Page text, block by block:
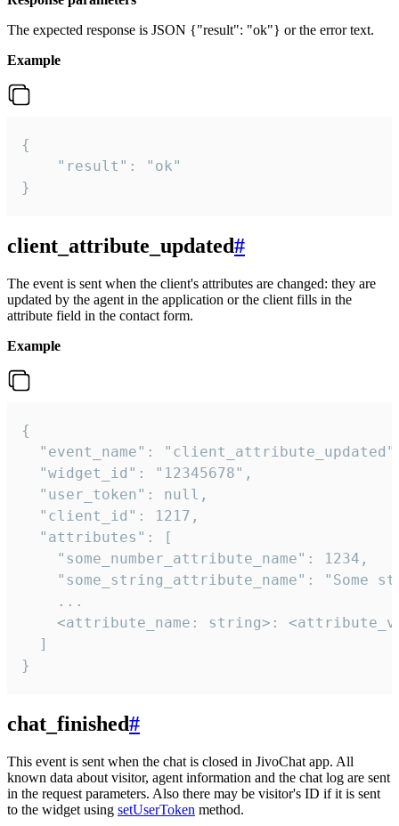
The expected response is JSON {"result": "ok"} or the error text.
Example
{
    "result": "ok"
}
client_attribute_updated#
The event is sent when the client's attributes are changed: they are
updated by the agent in the application or the client fills in the
attribute field in the contact form.
Example
{
"event_name":
  "widget_id": "12345678",
  "user_token": null,
  "client_id": 1217,
  "attributes": [
    "some_number_attribute_name": 1234,
"some_string_attribute_name": "Some
    ...
<attribute_name: string>:
  ]
}
chat_finished#
This event is sent when the chat is closed in JivoChat app. All
known data about visitor, agent information and the chat log are sent
in the request parameters. Also there may be visitor's ID if it is sent
to the widget using setUserToken method.